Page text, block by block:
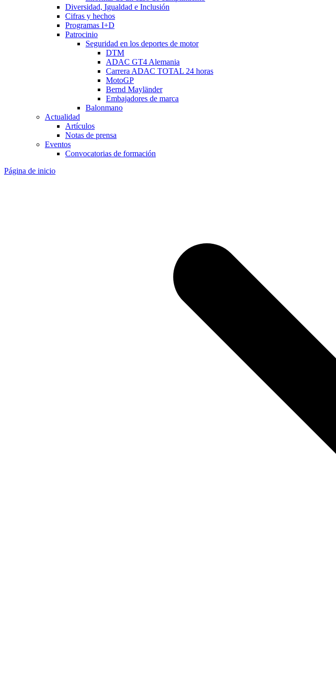
Diversidad, Igualdad e Inclusión
Cifras y hechos
Programas I+D
Patrocinio
Seguridad en los deportes de motor
DTM
ADAC GT4 Alemania
Carrera ADAC TOTAL 24 horas
MotoGP
Bernd Mayländer
Embajadores de marca
Balonmano
Actualidad
Artículos
Notas de prensa
Eventos
Convocatorias de formación
Página de inicio